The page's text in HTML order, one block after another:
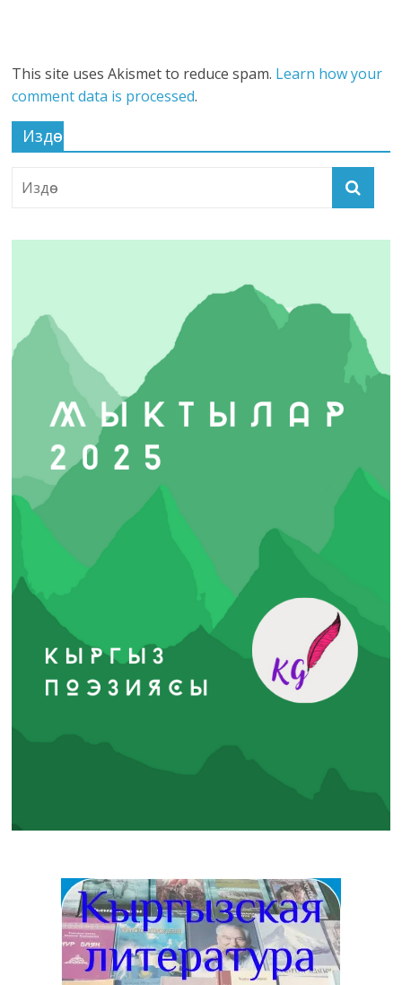
This site uses Akismet to reduce spam. Learn how your
comment data is processed.
Издөө